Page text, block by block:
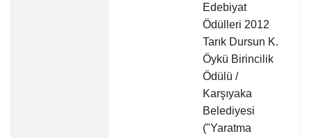
Edebiyat
Ödülleri 2012
Tarık Dursun K.
Öykü Birincilik
Ödülü /
Karşıyaka
Belediyesi
("Yaratma